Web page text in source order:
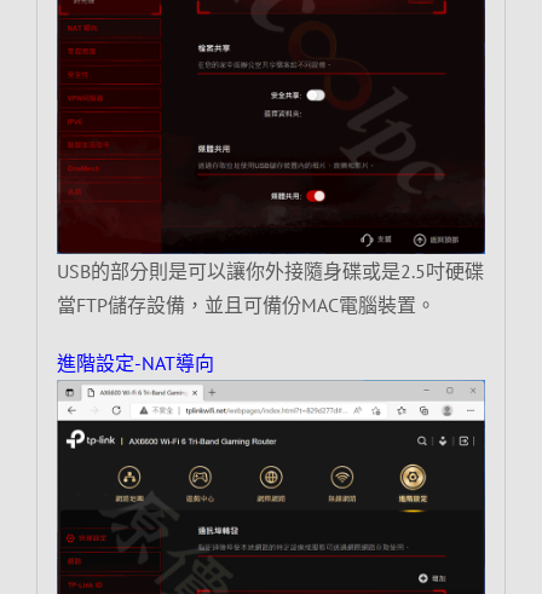
USB的部分則是可以讓你外接隨身碟或是2.5吋硬碟
當FTP儲存設備，並且可備份MAC電腦裝置。
進階設定-NAT導向